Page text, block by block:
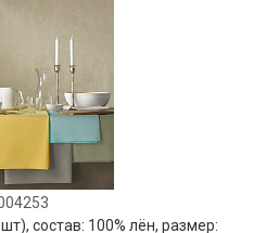
состав: 100% лён, размер: